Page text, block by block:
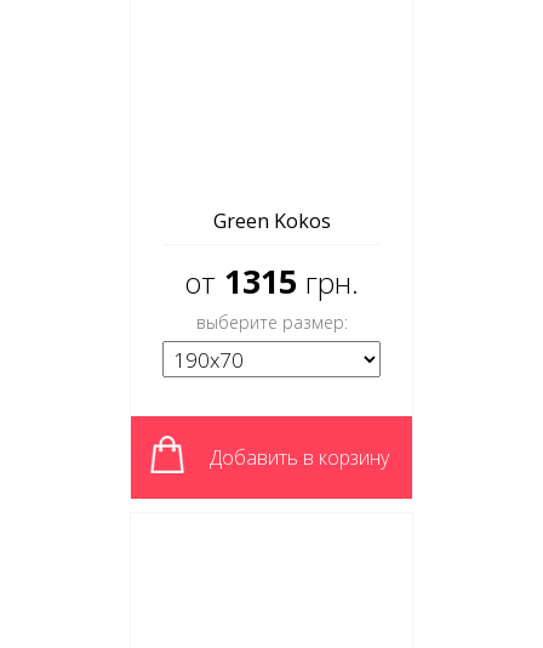
Green Kokos
от 1315 грн.
выберите размер:
Добавить в корзину